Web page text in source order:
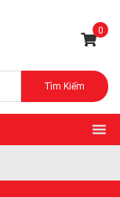
0
Tìm Kiếm